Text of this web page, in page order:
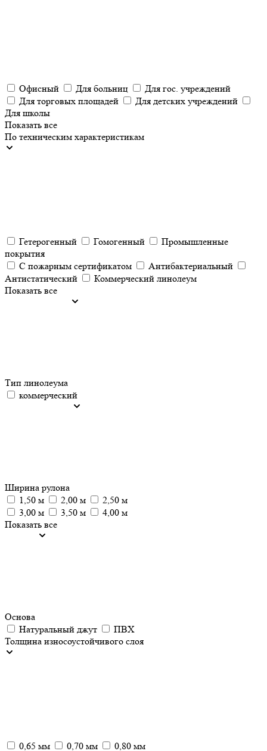
Офисный Для больниц
Для гос. учреждений
Для торговых площадей
Для детских учреждений
Для школы
Показать все
По техническим характеристикам
Гетерогенный Гомогенный
Промышленные
покрытия
С пожарным сертификатом
Антибактериальный
Антистатический
Коммерческий линолеум
Показать все
Тип линолеума
коммерческий
Ширина рулона
1,50 м
2,00 м
2,50 м
3,00 м
3,50 м
4,00 м
Показать все
Основа
Натуральный джут
ПВХ
Толщина износоустойчивого слоя
0,65 мм 0,70 мм 0,80 мм